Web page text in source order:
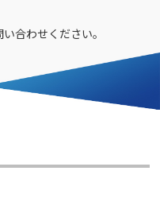
合わせください。